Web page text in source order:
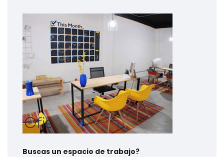
Buscas un espacio de trabajo?